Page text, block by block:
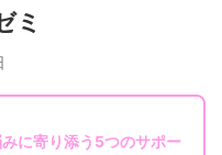
ミ
に寄り添う5つのサポー